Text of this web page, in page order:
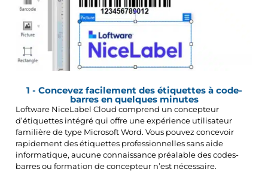
1 - Concevez facilement des étiquettes à code-
barres en quelques minutes
Loftware NiceLabel Cloud comprend un concepteur
d’étiquettes intégré qui offre une expérience utilisateur
familière de type Microsoft Word. Vous pouvez concevoir
rapidement des étiquettes professionnelles sans aide
informatique, aucune connaissance préalable des codes-
barres ou formation de concepteur n’est nécessaire.